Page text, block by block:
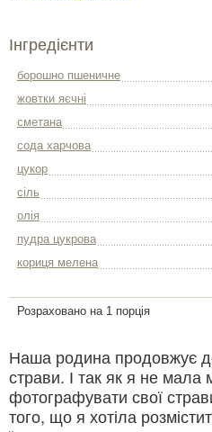
Інгредієнти
борошно пшеничне
жовтки яєчні
сметана
сода харчова
цукор
сіль
олія
пудра цукрова
кориця мелена
Розраховано на 1 порція
Наша родина продовжує
страви. І так як я не мала
фотографувати свої
того, що я хотіла